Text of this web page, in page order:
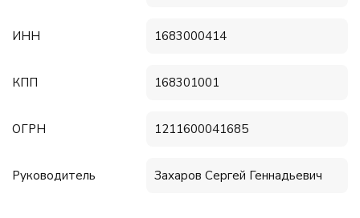
ИНН 1683000414
КПП 168301001
ОГРН 1211600041685
Руководитель Захаров Сергей Геннадьевич